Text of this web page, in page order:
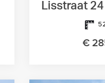
Lisstraat
€